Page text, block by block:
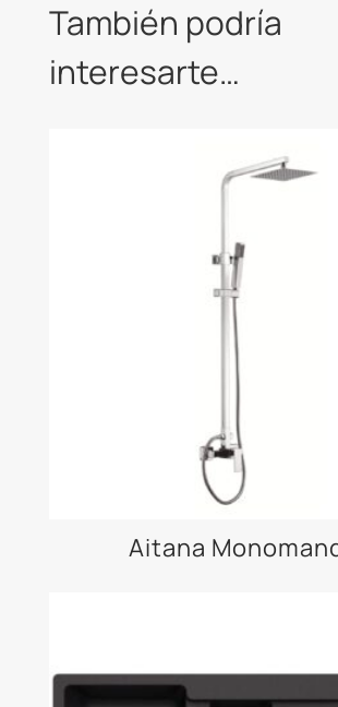
t
v
También podría
interesarte…
Aitana